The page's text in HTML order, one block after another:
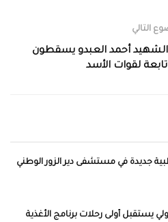
التالي
أحمد العبدو يسقطون
لقوات الأسد
جديدة في مستشفى دير الزور الوطني
يستقبل أولى رحلات برنامج الأغذية